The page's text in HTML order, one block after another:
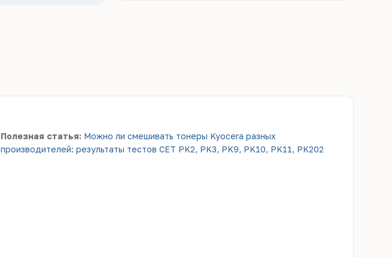
Полезная статья: Можно ли смешивать тонеры Kyocera разных
производителей: результаты тестов CET PK2, PK3, PK9, PK10, PK11, PK202